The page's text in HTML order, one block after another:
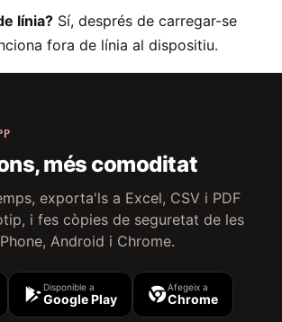
línia? Sí, després de carregar-se
fora de línia al dispositiu.
més comoditat
exporta'ls a Excel, CSV i PDF
i fes còpies de seguretat de les
Android i Chrome.
Disponible a
Google Play
Afegeix a
Chrome